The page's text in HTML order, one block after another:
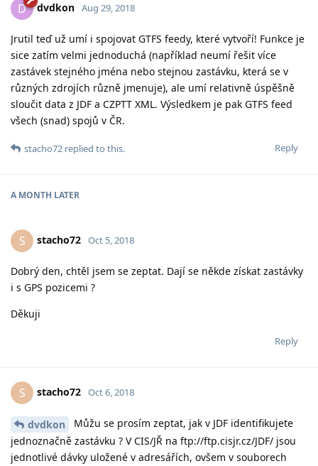
D dvdkon Aug 29, 2018
Jrutil teď už umí i spojovat GTFS feedy, které vytvoří! Funkce je
sice zatím velmi jednoduchá (například neumí řešit více
zastávek stejného jména nebo stejnou zastávku, která se v
různých zdrojích různě jmenuje), ale umí relativně úspěšně
sloučit data z JDF a CZPTT XML. Výsledkem je pak GTFS feed
všech (snad) spojů v ČR.
Reply
stacho72 replied to this.
A MONTH LATER
S stacho72 Oct 5, 2018
Dobrý den, chtěl jsem se zeptat. Dají se někde získat zastávky
i s GPS pozicemi ?
Děkuji
Reply
S stacho72 Oct 6, 2018
dvdkon
Můžu se prosím zeptat, jak v JDF identifikujete
jednoznačně zastávku ? V CIS/JŘ na ftp://ftp.cisjr.cz/JDF/ jsou
jednotlivé dávky uložené v adresářích, ovšem v souborech